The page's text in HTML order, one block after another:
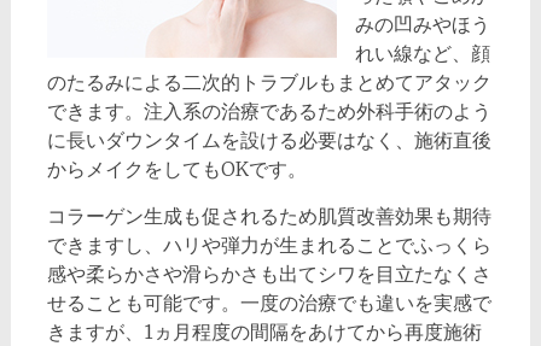
みの凹みやほう
れい線など、顔
のたるみによる二次的トラブルもまとめてアタック
できます。注入系の治療であるため外科手術のよう
に長いダウンタイムを設ける必要はなく、施術直後
からメイクをしてもOKです。
コラーゲン生成も促されるため肌質改善効果も期待
できますし、ハリや弾力が生まれることでふっくら
感や柔らかさや滑らかさも出てシワを目立たなくさ
せることも可能です。一度の治療でも違いを実感で
きますが、1ヵ月程度の間隔をあけてから再度施術